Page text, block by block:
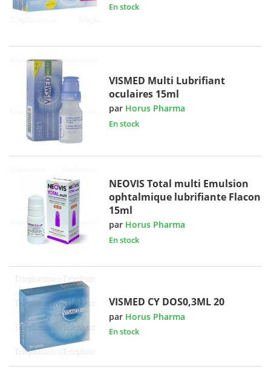
En stock
VISMED Multi Lubrifiant
oculaires 15ml
par Horus Pharma
En stock
NEOVIS Total multi Emulsion
ophtalmique lubrifiante Flacon
15ml
par Horus Pharma
En stock
VISMED CY DOS0,3ML 20
par Horus Pharma
En stock